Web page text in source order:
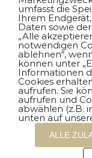
BMW X5
BMW 420d
BMW X6
umfasst die
Ihrem
Daten sowie
„Alle
notwendigen
ablehnen“,
können unter
Informationen
Cookies
aufrufen. Sie
aufrufen und
abwählen (z.B.
unten auf
ALLE